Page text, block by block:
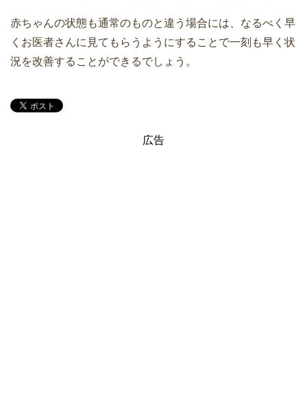
赤ちゃんの状態も通常のものと違う場合には、なるべく早
くお医者さんに見てもらうようにすることで一刻も早く状
況を改善することができるでしょう。
広告